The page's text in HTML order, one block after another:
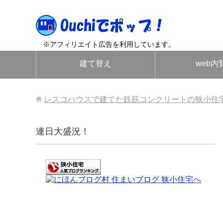
※アフィリエイト広告を利用しています。
建て替え web内
レスコハウスで建てた鉄筋コンクリートの狭小住
連日大盛況！